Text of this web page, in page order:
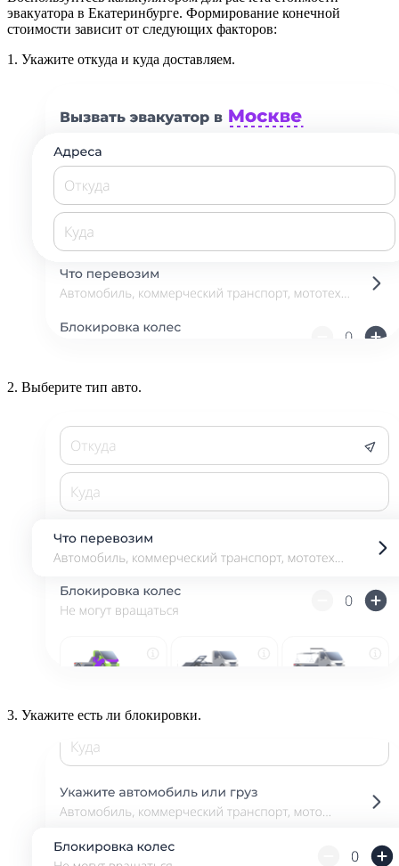
эвакуатора в Екатеринбурге. Формирование конечной
стоимости зависит от следующих факторов:
1. Укажите откуда и куда доставляем.
2. Выберите тип авто.
3. Укажите есть ли блокировки.